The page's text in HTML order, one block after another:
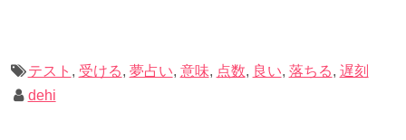
テスト , 受ける, 夢占い, 意味, 点数, 良い, 落ちる, 遅刻
dehi